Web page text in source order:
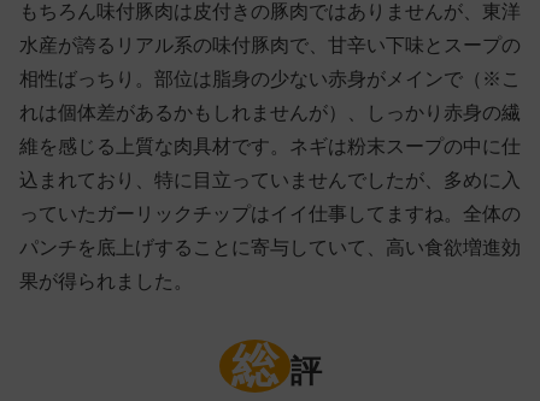
もちろん味付豚肉は皮付きの豚肉ではありませんが、東洋
水産が誇るリアル系の味付豚肉で、甘辛い下味とスープの
相性ばっちり。部位は脂身の少ない赤身がメインで（※こ
れは個体差があるかもしれませんが）、しっかり赤身の繊
維を感じる上質な肉具材です。ネギは粉末スープの中に仕
込まれており、特に目立っていませんでしたが、多めに入
っていたガーリックチップはイイ仕事してますね。全体の
パンチを底上げすることに寄与していて、高い食欲増進効
果が得られました。
総 評